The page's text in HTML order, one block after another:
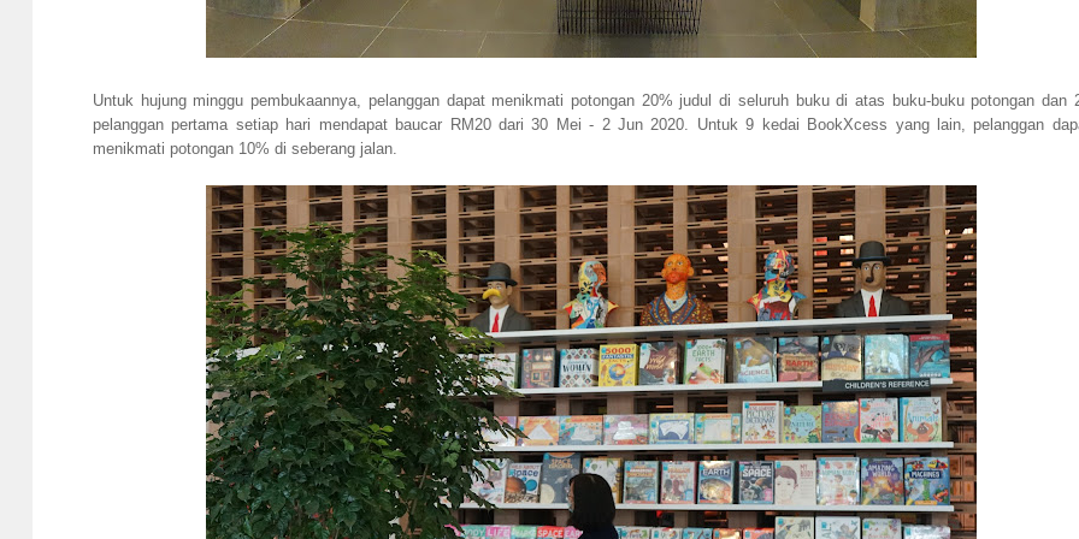
Untuk hujung minggu pembukaannya, pelanggan dapat menikmati potongan 20% judul di seluruh buku di atas buku-buku potongan dan
pelanggan pertama setiap hari mendapat baucar RM20 dari 30 Mei - 2 Jun 2020. Untuk 9 kedai BookXcess yang lain, pelanggan
menikmati potongan 10% di seberang jalan.